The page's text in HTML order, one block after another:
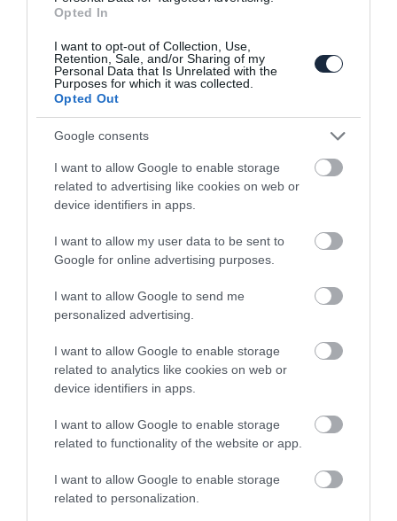
Opted In
I want to opt-out of Collection, Use,
Retention, Sale, and/or Sharing of my
Personal Data that Is Unrelated with the
Purposes for which it was collected.
Opted Out
Google consents
I want to allow Google to enable storage
related to advertising like cookies on web or
device identifiers in apps.
I want to allow my user data to be sent to
Google for online advertising purposes.
I want to allow Google to send me
personalized advertising.
I want to allow Google to enable storage
related to analytics like cookies on web or
device identifiers in apps.
I want to allow Google to enable storage
related to functionality of the website or app.
I want to allow Google to enable storage
related to personalization.
Még izmosabb McLaren
McLaren: viszlát 650S, helló 720S!
Katasztrofális McLaren